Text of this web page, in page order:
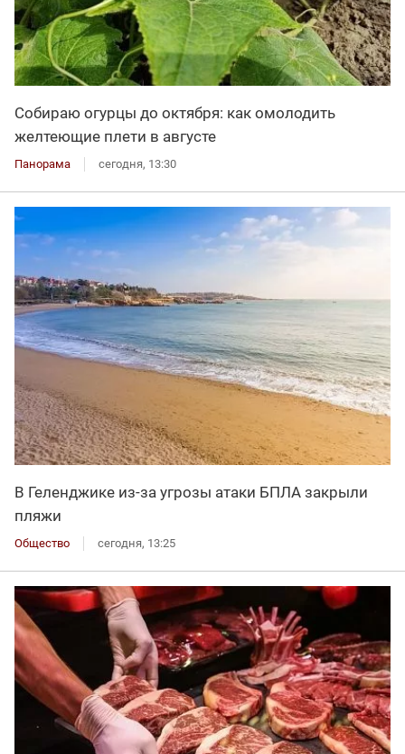
Собираю огурцы до октября: как омолодить
желтеющие плети в августе
Панорама сегодня, 13:30
В Геленджике из-за угрозы атаки БПЛА закрыли
пляжи
Общество сегодня, 13:25